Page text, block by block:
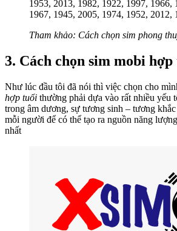
1953, 2013, 1982, 1922, 1997, 1966,
1967, 1945, 2005, 1974, 1952, 2012,
Tham khảo: Cách chọn sim phong
3. Cách chọn sim mobi
Như lúc đầu tôi đã nói thì việc chọn cho
hợp tuổi thường phải dựa vào rất nhiều yếu
trong âm dương, sự tương sinh – tương
mỗi người để có thể tạo ra nguồn năng
nhất